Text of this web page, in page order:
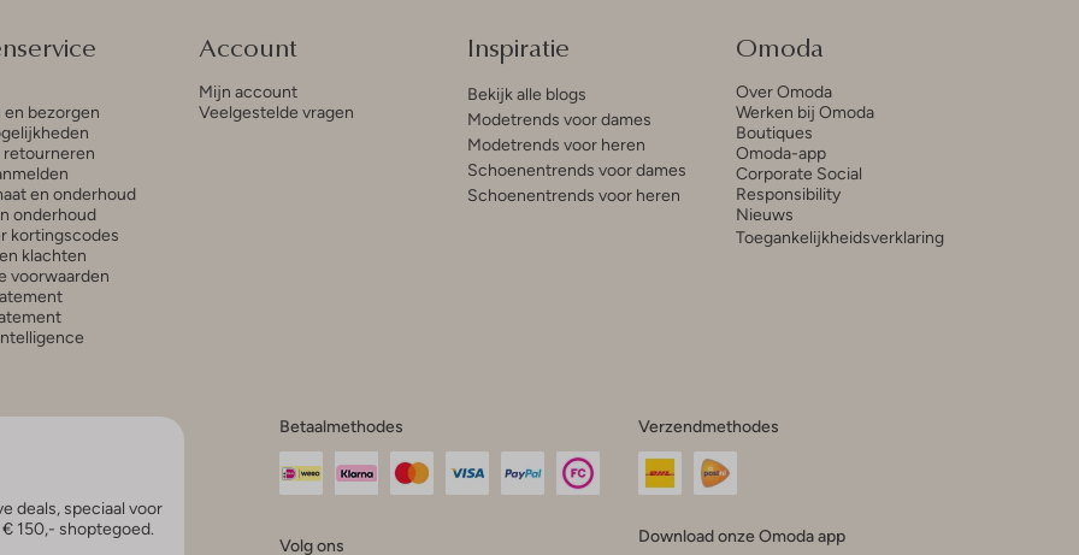
en bezorgen
retourneren
en onderhoud
onderhoud
kortingscodes
klachten
voorwaarden
Account
Mijn account
Veelgestelde vragen
Inspiratie
Bekijk alle blogs
Modetrends voor dames
Modetrends voor heren
Schoenentrends voor dames
Schoenentrends voor heren
Omoda
Over Omoda
Werken bij Omoda
Boutiques
Omoda-app
Corporate Social
Responsibility
Nieuws
Toegankelijkheidsverklaring
deals, speciaal voor
150,- shoptegoed.
Betaalmethodes
Volg ons
Verzendmethodes
Download onze Omoda app